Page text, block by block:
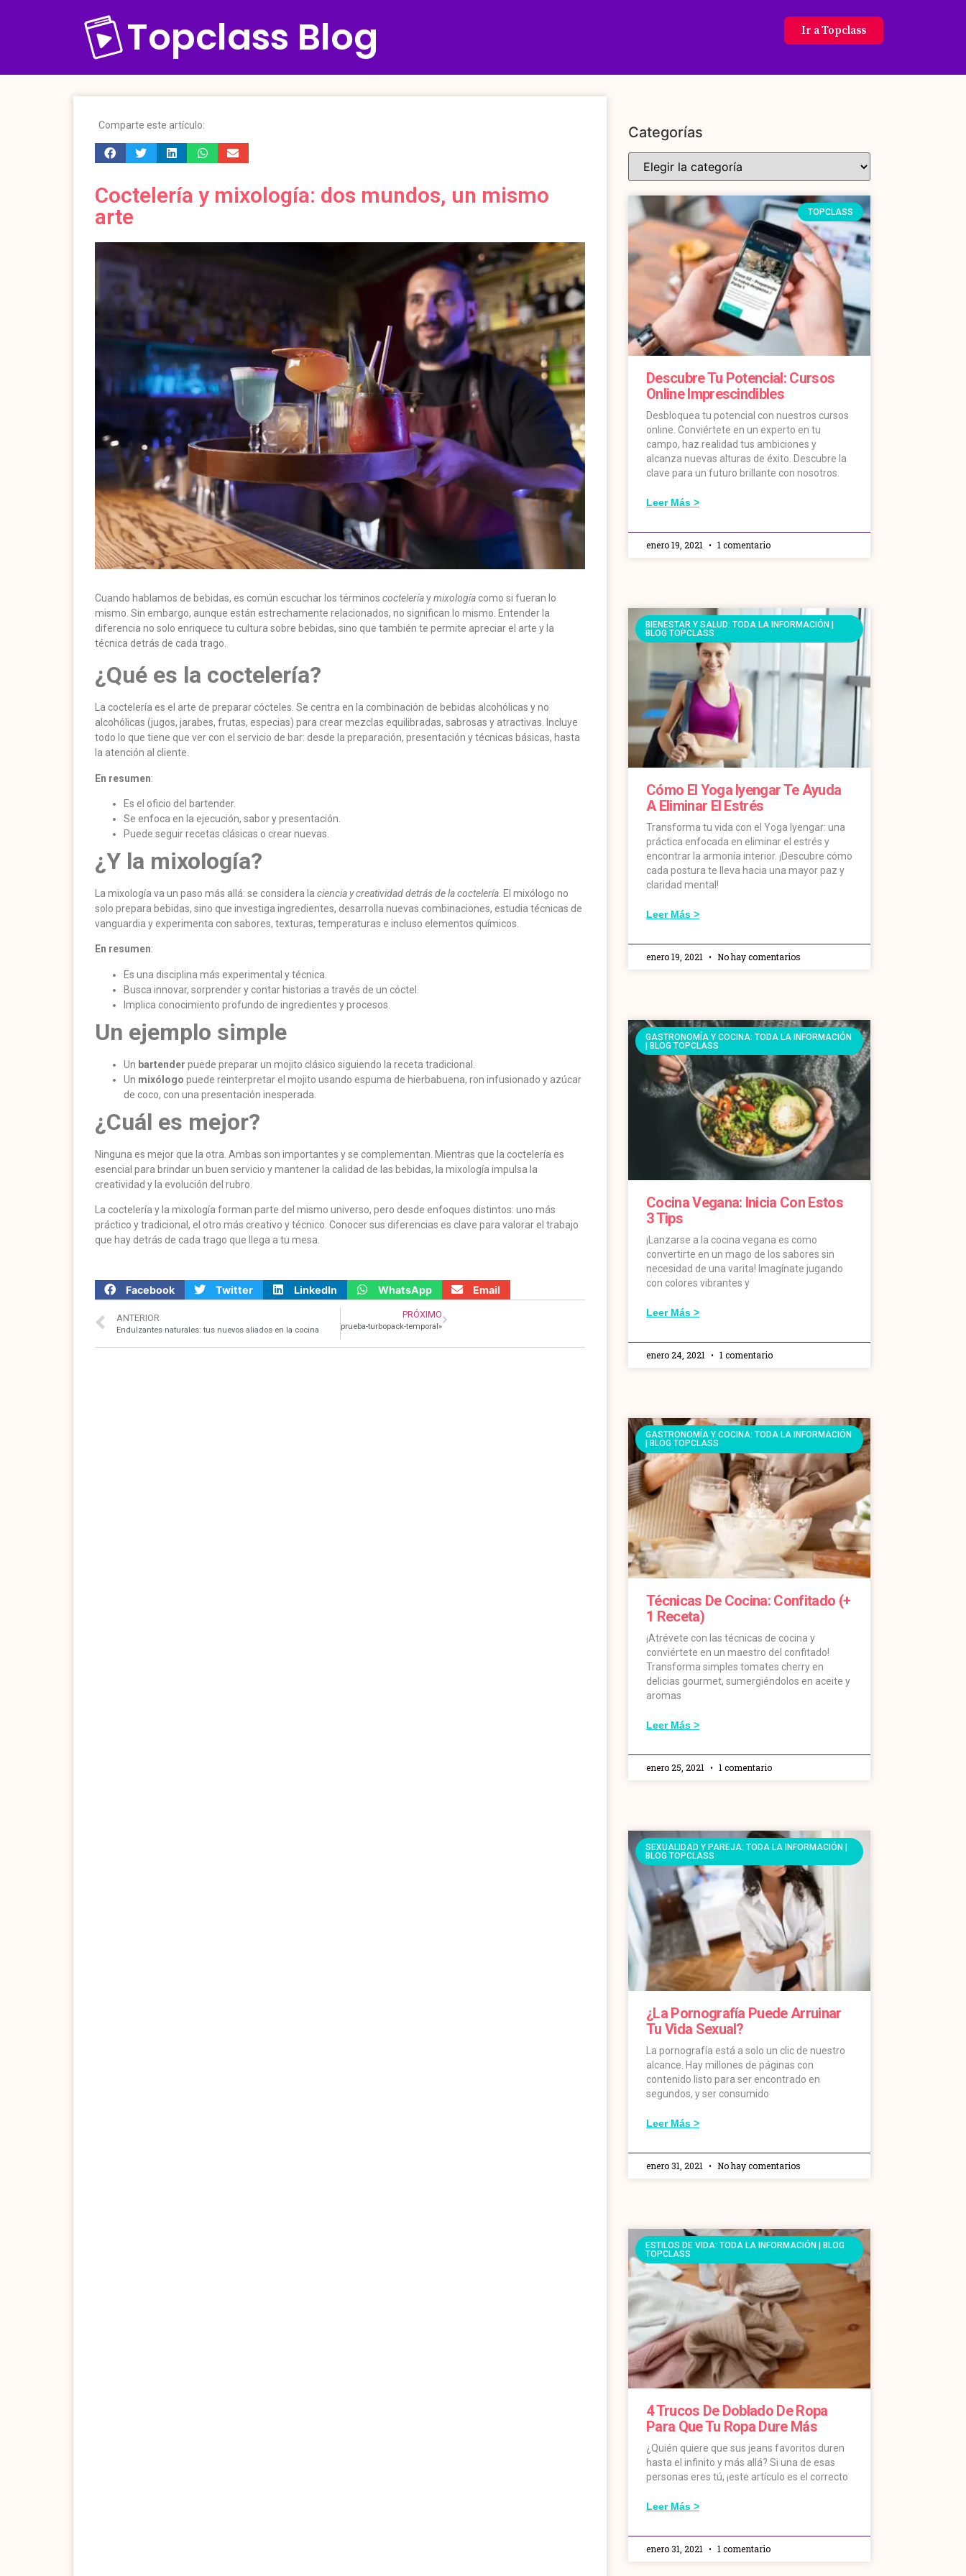
Topclass Blog Ir a Topclass
Comparte este artículo:
Coctelería y mixología: dos mundos, un mismo
arte
Cuando hablamos de bebidas, es común escuchar los términos cocteleríaymixología como si fueran lo
mismo. Sin embargo, aunque están estrechamente relacionados, no significan lo mismo. Entender la
diferencia no solo enriquece tu cultura sobre bebidas, sino que también te permite apreciar el arte y la
técnica detrás de cada trago.
¿Qué es la coctelería?
La coctelería es el arte de preparar cócteles. Se centra en la combinación de bebidas alcohólicas y no
alcohólicas (jugos, jarabes, frutas, especias) para crear mezclas equilibradas, sabrosas y atractivas. Incluye
todo lo que tiene que ver con el servicio de bar: desde la preparación, presentación y técnicas básicas, hasta
la atención al cliente.
En resumen:
Es el oficio del bartender.
Se enfoca en la ejecución, sabor y presentación.
Puede seguir recetas clásicas o crear nuevas.
¿Y la mixología?
La mixología va un paso más allá: se considera la ciencia y creatividad detrás de la coctelería . El mixólogo no
solo prepara bebidas, sino que investiga ingredientes, desarrolla nuevas combinaciones, estudia técnicas de
vanguardia y experimenta con sabores, texturas, temperaturas e incluso elementos químicos.
En resumen:
Es una disciplina más experimental y técnica.
Busca innovar, sorprender y contar historias a través de un cóctel.
Implica conocimiento profundo de ingredientes y procesos.
Un ejemplo simple
Un bartender puede preparar un mojito clásico siguiendo la receta tradicional.
Un mixólogo puede reinterpretar el mojito usando espuma de hierbabuena, ron infusionado y azúcar
de coco, con una presentación inesperada.
¿Cuál es mejor?
Ninguna es mejor que la otra. Ambas son importantes y se complementan. Mientras que la coctelería es
esencial para brindar un buen servicio y mantener la calidad de las bebidas, la mixología impulsa la
creatividad y la evolución del rubro.
La coctelería y la mixología forman parte del mismo universo, pero desde enfoques distintos: uno más
práctico y tradicional, el otro más creativo y técnico. Conocer sus diferencias es clave para valorar el trabajo
que hay detrás de cada trago que llega a tu mesa.
Facebook Twitter LinkedIn WhatsApp Email
ANTERIOR
Endulzantes naturales: tus nuevos aliados en la cocina
PRÓXIMO
prueba-turbopack-temporal»
Categorías
TOPCLASS
Descubre Tu Potencial: Cursos
Online Imprescindibles
Desbloquea tu potencial con nuestros cursos
online. Conviértete en un experto en tu
campo, haz realidad tus ambiciones y
alcanza nuevas alturas de éxito. Descubre la
clave para un futuro brillante con nosotros.
Leer Más >
enero 19, 2021 1 comentario
BIENESTAR Y SALUD: TODA LA INFORMACIÓN |
BLOG TOPCLASS
Cómo El Yoga Iyengar Te Ayuda
A Eliminar El Estrés
Transforma tu vida con el Yoga Iyengar: una
práctica enfocada en eliminar el estrés y
encontrar la armonía interior. ¡Descubre cómo
cada postura te lleva hacia una mayor paz y
claridad mental!
Leer Más >
enero 19, 2021 No hay comentarios
GASTRONOMÍA Y COCINA: TODA LA INFORMACIÓN
| BLOG TOPCLASS
Cocina Vegana: Inicia Con Estos
3 Tips
¡Lanzarse a la cocina vegana es como
convertirte en un mago de los sabores sin
necesidad de una varita! Imagínate jugando
con colores vibrantes y
Leer Más >
enero 24, 2021 1 comentario
GASTRONOMÍA Y COCINA: TODA LA INFORMACIÓN
| BLOG TOPCLASS
Técnicas De Cocina: Confitado (+
1 Receta)
¡Atrévete con las técnicas de cocina y
conviértete en un maestro del confitado!
Transforma simples tomates cherry en
delicias gourmet, sumergiéndolos en aceite y
aromas
Leer Más >
enero 25, 2021 1 comentario
SEXUALIDAD Y PAREJA: TODA LA INFORMACIÓN |
BLOG TOPCLASS
¿La Pornografía Puede Arruinar
Tu Vida Sexual?
La pornografía está a solo un clic de nuestro
alcance. Hay millones de páginas con
contenido listo para ser encontrado en
segundos, y ser consumido
Leer Más >
enero 31, 2021 No hay comentarios
ESTILOS DE VIDA: TODA LA INFORMACIÓN | BLOG
TOPCLASS
4 Trucos De Doblado De Ropa
Para Que Tu Ropa Dure Más
¿Quién quiere que sus jeans favoritos duren
hasta el infinito y más allá? Si una de esas
personas eres tú, ¡este artículo es el correcto
Leer Más >
enero 31, 2021 1 comentario